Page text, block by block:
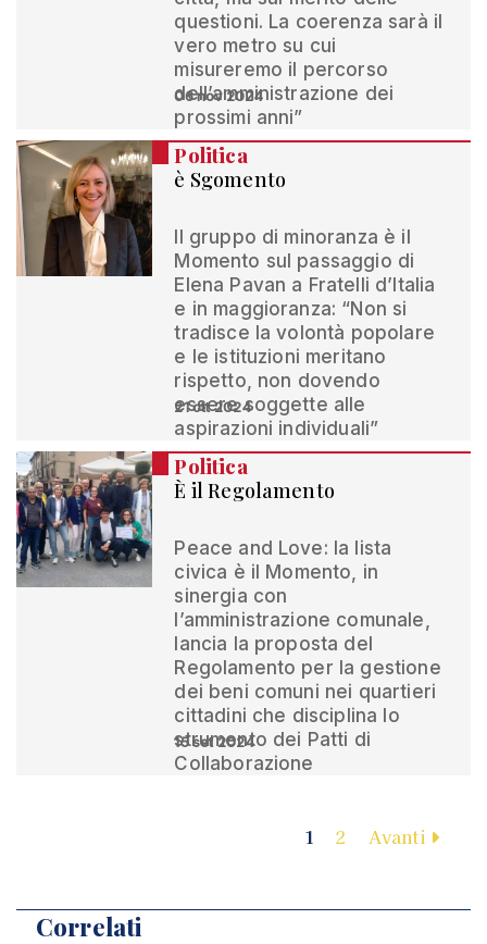
questioni. La coerenza sarà il
vero metro su cui
misureremo il percorso
dell’amministrazione dei
prossimi anni”
06 nov 2024
Politica
è Sgomento
Il gruppo di minoranza è il
Momento sul passaggio di
Elena Pavan a Fratelli d’Italia
e in maggioranza: “Non si
tradisce la volontà popolare
e le istituzioni meritano
rispetto, non dovendo
essere soggette alle
aspirazioni individuali”
21 ott 2024
Politica
È il Regolamento
Peace and Love: la lista
civica è il Momento, in
sinergia con
l’amministrazione comunale,
lancia la proposta del
Regolamento per la gestione
dei beni comuni nei quartieri
cittadini che disciplina lo
strumento dei Patti di
Collaborazione
15 set 2024
1 2 Avanti
Correlati